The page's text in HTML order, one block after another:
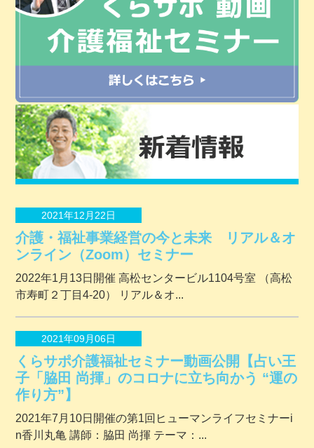
2021年12月22日
介護・福祉事業経営の今と未来 リアル＆オ
ンライン（Zoom）セミナー
2022年1月13日開催 ⾼松センタービル1104号室 （⾼松
市寿町２丁⽬4-20） リアル＆オ...
2021年09月06日
くらサポ介護福祉セミナー動画公開【占い王
子「脇田 尚揮」のコロナに立ち向かう “運の
作り方”】
2021年7月10日開催の第1回ヒューマンライフセミナーi
n香川丸亀 講師：脇田 尚揮 テーマ：...